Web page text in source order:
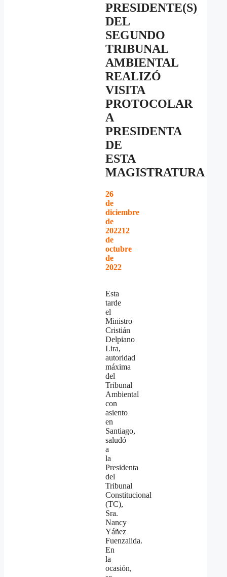
PRESIDENTE(S)
DEL
SEGUNDO
TRIBUNAL
AMBIENTAL
REALIZÓ
VISITA
PROTOCOLAR
A
PRESIDENTA
DE
ESTA
MAGISTRATURA
26
de
diciembre
de
202212
de
octubre
de
2022
Esta
tarde
el
Ministro
Cristián
Delpiano
Lira,
autoridad
máxima
del
Tribunal
Ambiental
con
asiento
en
Santiago,
saludó
a
la
Presidenta
del
Tribunal
Constitucional
(TC),
Sra.
Nancy
Yáñez
Fuenzalida.
En
la
ocasión,